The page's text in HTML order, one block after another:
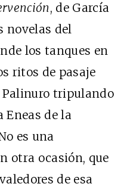
, de García
novelas del
los tanques en
ritos de pasaje
Palinuro tripulando
Eneas de la
es una
otra ocasión, que
de esa